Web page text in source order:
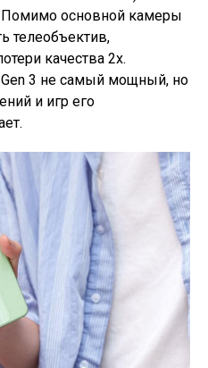
Помимо основной камеры
телеобъектив,
качества 2x.
Gen 3 не самый мощный, но
и игр его